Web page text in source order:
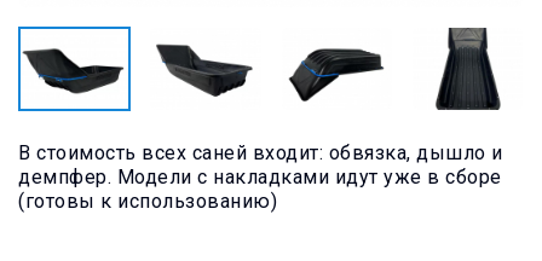
В стоимость всех саней входит: обвязка, дышло и
демпфер. Модели с накладками идут уже в сборе
(готовы к использованию)